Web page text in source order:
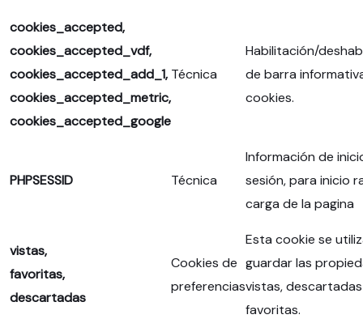
cookies_accepted,
cookies_accepted_vdf,
cookies_accepted_add_1,
cookies_accepted_metric,
cookies_accepted_google
Técnica
Habilitación/
de barra
cookies.
PHPSESSID Técnica
Información de
sesión, para inicio
carga de la pagina
vistas,
favoritas,
descartadas
Cookies de
preferencias
Esta cookie se
guardar las
vistas,
favoritas.